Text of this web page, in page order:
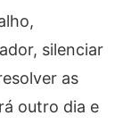
silenciar
as
outro dia e